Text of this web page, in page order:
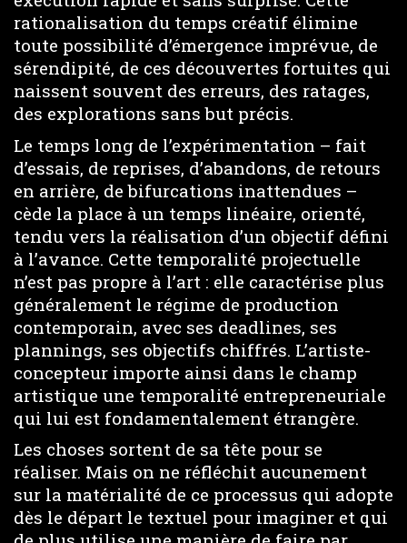
rationalisation du temps créatif élimine
toute possibilité d’émergence imprévue, de
sérendipité, de ces découvertes fortuites qui
naissent souvent des erreurs, des ratages,
des explorations sans but précis.
Le temps long de l’expérimentation – fait
d’essais, de reprises, d’abandons, de retours
en arrière, de bifurcations inattendues –
cède la place à un temps linéaire, orienté,
tendu vers la réalisation d’un objectif défini
à l’avance. Cette temporalité projectuelle
n’est pas propre à l’art : elle caractérise plus
généralement le régime de production
contemporain, avec ses deadlines, ses
plannings, ses objectifs chiffrés. L’artiste-
concepteur importe ainsi dans le champ
artistique une temporalité entrepreneuriale
qui lui est fondamentalement étrangère.
Les choses sortent de sa tête pour se
réaliser. Mais on ne réfléchit aucunement
sur la matérialité de ce processus qui adopte
dès le départ le textuel pour imaginer et qui